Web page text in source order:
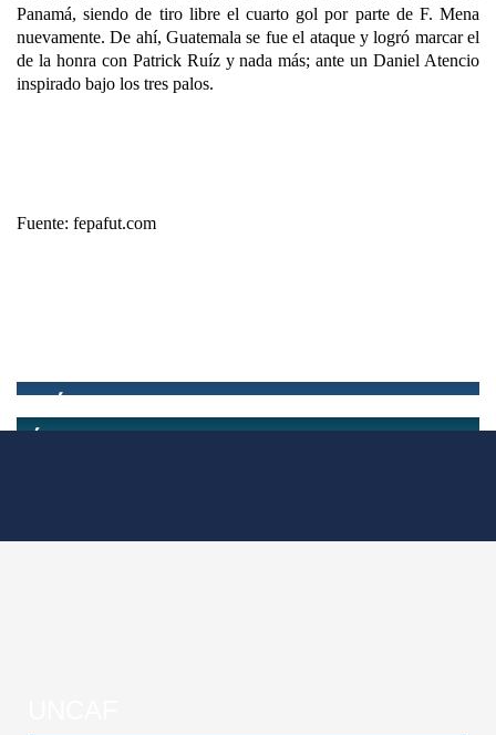
Panamá, siendo de tiro libre el cuarto gol por parte de F. Mena
nuevamente. De ahí, Guatemala se fue el ataque y logró marcar el
de la honra con Patrick Ruíz y nada más; ante un Daniel Atencio
inspirado bajo los tres palos.
Fuente: fepafut.com